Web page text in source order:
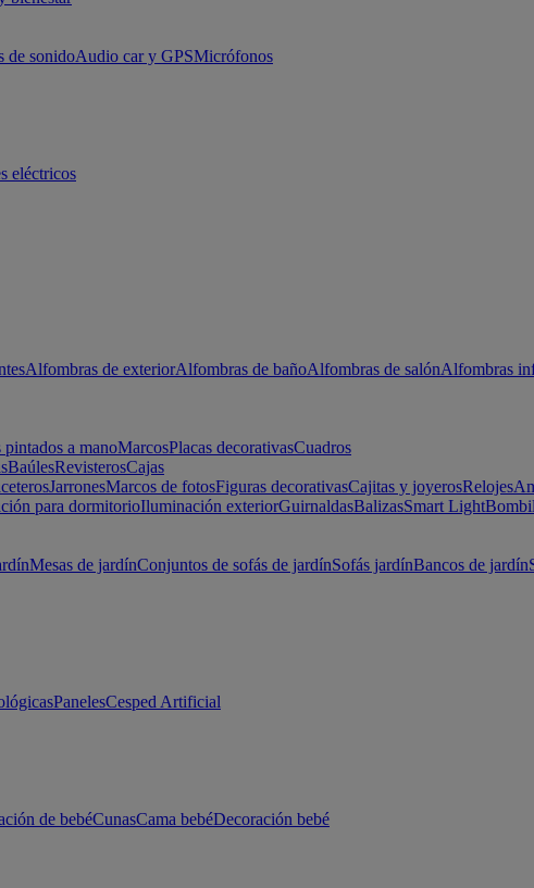
de sonidoAudio car y GPSMicrófonos
eléctricos
Alfombras de exteriorAlfombras de bañoAlfombras de salónAlfombras
pintados a manoMarcosPlacas decorativasCuadros
BaúlesRevisterosCajas
JarronesMarcos de fotosFiguras decorativasCajitas y joyerosRelojes
para dormitorioIluminación exteriorGuirnaldasBalizasSmart Light
Mesas de jardínConjuntos de sofás de jardínSofás jardínBancos de jardín
PanelesCesped Artificial
de bebéCunasCama bebéDecoración bebé